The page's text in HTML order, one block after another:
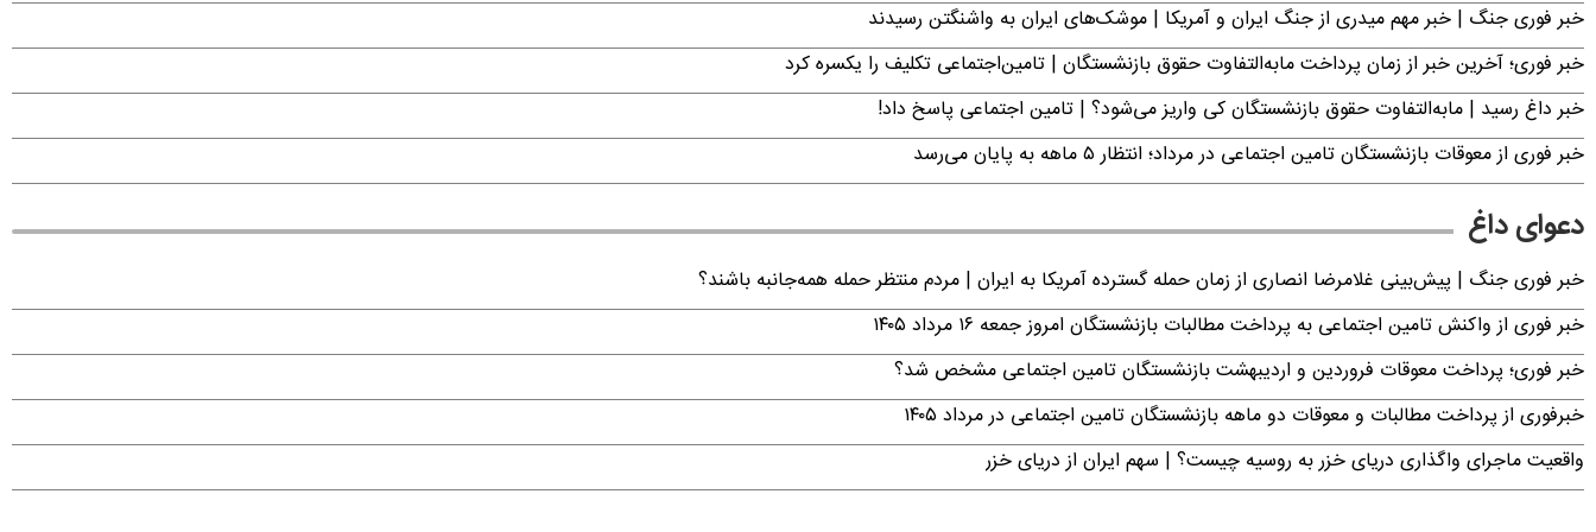
خبر فوری جنگ | خبر مهم میدری از جنگ ایران و آمریکا | موشک‌های ایران به واشنگتن رسیدند
خبر فوری؛ آخرین خبر از زمان پرداخت مابه‌التفاوت حقوق بازنشستگان | تامین‌اجتماعی تکلیف را یکسره کرد
خبر داغ رسید | مابه‌التفاوت حقوق بازنشستگان کی واریز می‌شود؟ | تامین اجتماعی پاسخ داد!
خبر فوری از معوقات بازنشستگان تامین اجتماعی در مرداد؛ انتظار ۵ ماهه به پایان می‌رسد
دعوای داغ
خبر فوری جنگ | پیش‌بینی غلامرضا انصاری از زمان حمله گسترده آمریکا به ایران | مردم منتظر حمله همه‌جانبه باشند؟
خبر فوری از واکنش تامین اجتماعی به پرداخت مطالبات بازنشستگان امروز جمعه ۱۶ مرداد ۱۴۰۵
خبر فوری؛ پرداخت معوقات فروردین و اردیبهشت بازنشستگان تامین اجتماعی مشخص شد؟
خبرفوری از پرداخت مطالبات و معوقات دو ماهه بازنشستگان تامین اجتماعی در مرداد ۱۴۰۵
واقعیت ماجرای واگذاری دریای خزر به روسیه چیست؟ | سهم ایران از دریای خزر